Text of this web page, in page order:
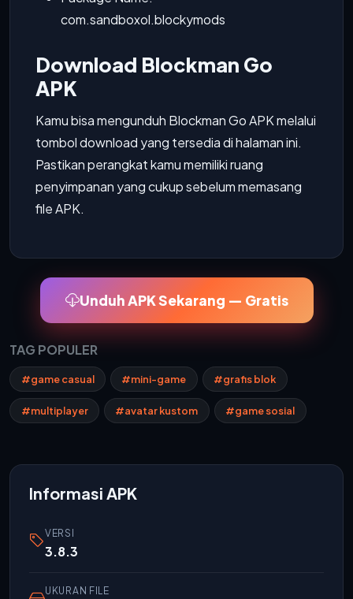
com.sandboxol.blockymods
Download Blockman Go
APK
Kamu bisa mengunduh Blockman Go APK melalui
tombol download yang tersedia di halaman ini.
Pastikan perangkat kamu memiliki ruang
penyimpanan yang cukup sebelum memasang
file APK.
Unduh APK Sekarang — Gratis
TAG POPULER
#game casual #mini-game #grafis blok
#multiplayer #avatar kustom #game sosial
Informasi APK
VERSI
3.8.3
UKURAN FILE